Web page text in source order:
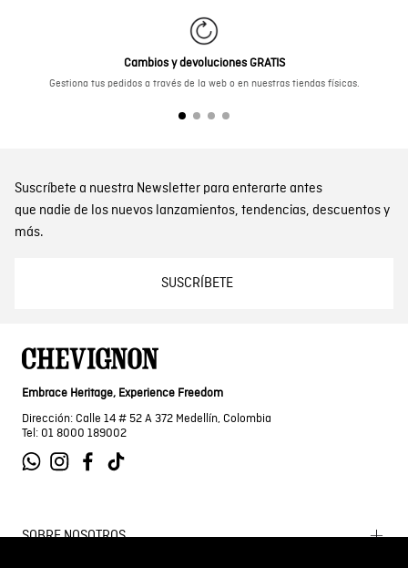
Cambios y devoluciones GRATIS
Gestiona tus pedidos a través de la web o en nuestras tiendas físicas.
Suscríbete a nuestra Newsletter para enterarte antes
que nadie de los nuevos lanzamientos, tendencias, descuentos y
más.
SUSCRÍBETE
Embrace Heritage, Experience Freedom
Dirección: Calle 14 # 52 A 372 Medellín, Colombia
Tel: 01 8000 189002
SOBRE NOSOTROS